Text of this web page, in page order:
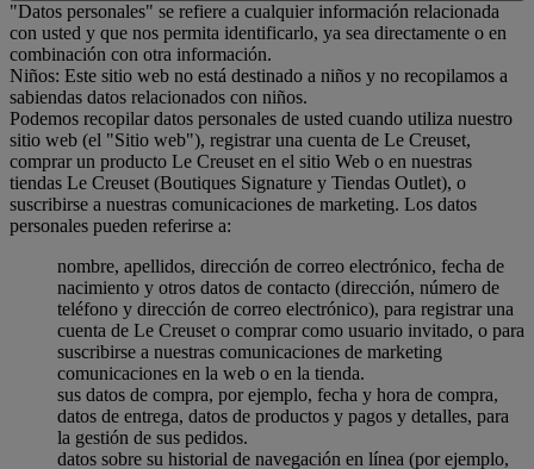
"Datos personales" se refiere a cualquier información relacionada
con usted y que nos permita identificarlo, ya sea directamente o en
combinación con otra información.
Niños: Este sitio web no está destinado a niños y no recopilamos a
sabiendas datos relacionados con niños.
Podemos recopilar datos personales de usted cuando utiliza nuestro
sitio web (el "Sitio web"), registrar una cuenta de Le Creuset,
comprar un producto Le Creuset en el sitio Web o en nuestras
tiendas Le Creuset (Boutiques Signature y Tiendas Outlet), o
suscribirse a nuestras comunicaciones de marketing. Los datos
personales pueden referirse a:
nombre, apellidos, dirección de correo electrónico, fecha de
nacimiento y otros datos de contacto (dirección, número de
teléfono y dirección de correo electrónico), para registrar una
cuenta de Le Creuset o comprar como usuario invitado, o para
suscribirse a nuestras comunicaciones de marketing
comunicaciones en la web o en la tienda.
sus datos de compra, por ejemplo, fecha y hora de compra,
datos de entrega, datos de productos y pagos y detalles, para
la gestión de sus pedidos.
datos sobre su historial de navegación en línea (por ejemplo,